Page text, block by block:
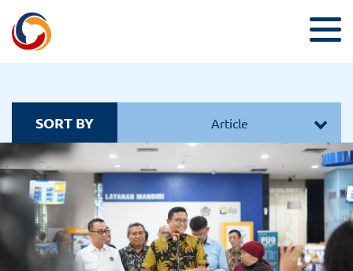
SORT BY Article